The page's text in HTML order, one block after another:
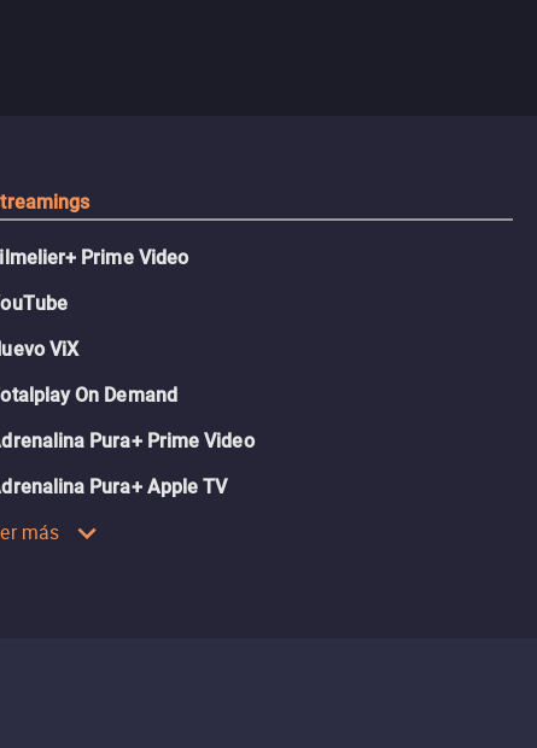
Prime Video
ViX
On Demand
Pura+ Prime Video
Pura+ Apple TV
más